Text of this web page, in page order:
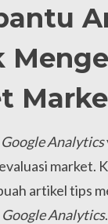
Google Analytics
market.
artikel tips
Google Analytics